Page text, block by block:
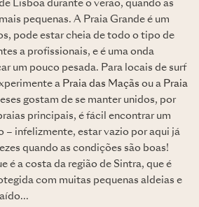
Lisboa durante o verão, quando as
pequenas. A Praia Grande é um
pode estar cheia de todo o tipo de
a profissionais, e é uma onda
um pouco pesada. Para locais de surf
a Praia das Maçãs ou a Praia
gostam de se manter unidos, por
principais, é fácil encontrar um
– infelizmente, estar vazio por aqui já
quando as condições são boas!
é a costa da região de Sintra, que é
com muitas pequenas aldeias e